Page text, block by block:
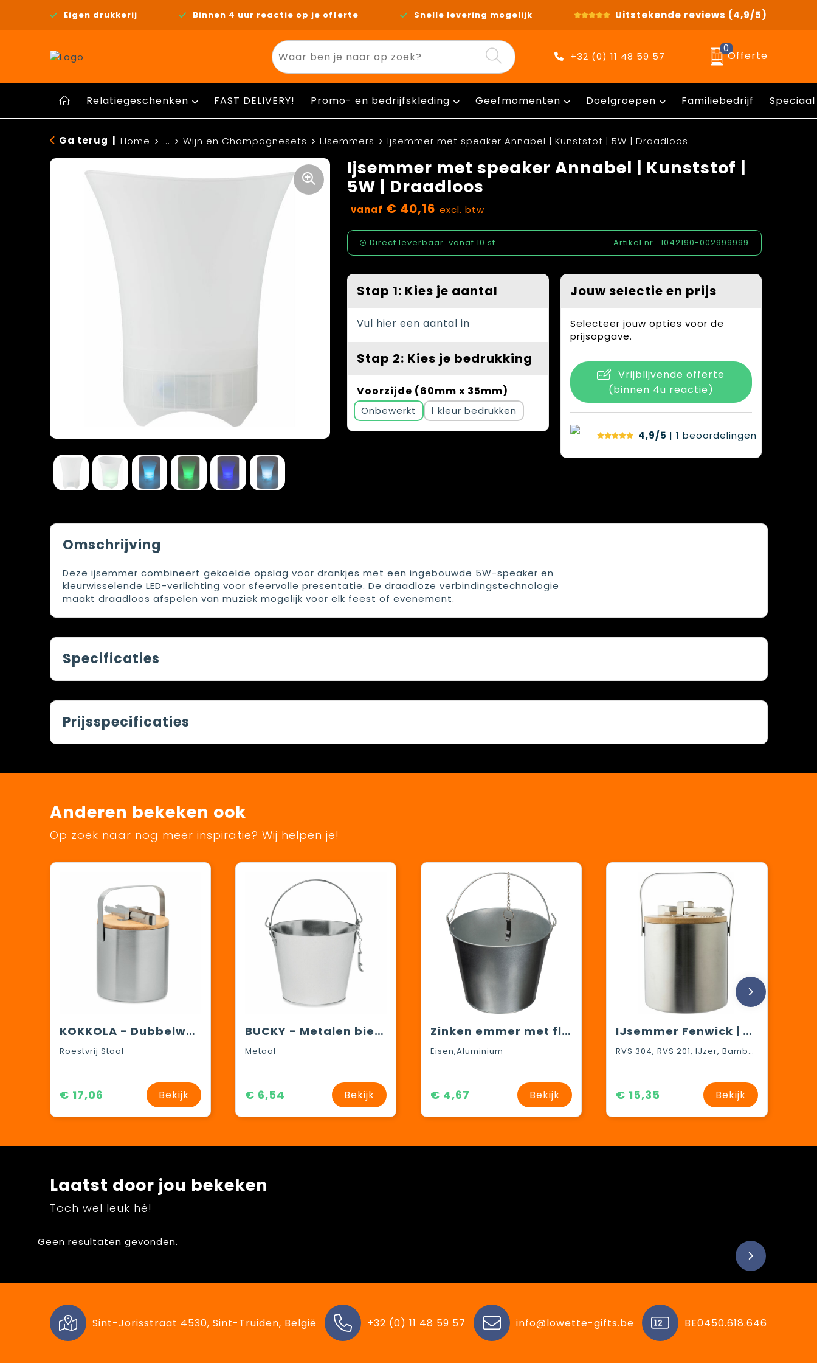
Eigen drukkerij Binnen 4 uur reactie op je offerte Snelle levering mogelijk Uitstekende reviews (4,9/5)
+32 (0) 11 48 59 57
0
Offerte
Relatiegeschenken FAST DELIVERY! Promo- en bedrijfskleding Geefmomenten Doelgroepen Familiebedrijf
Ga terug Home ... Wijn en Champagnesets IJsemmers Ijsemmer met speaker Annabel | Kunststof | 5W | Draadloos
Ijsemmer met speaker Annabel | Kunststof |
5W | Draadloos
vanaf € 40,16 excl. btw
Direct leverbaar vanaf 10 st. Artikel nr. 1042190-002999999
Stap 1: Kies je aantal
Vul hier een aantal in
Stap 2: Kies je bedrukking
Voorzijde (60mm x 35mm)
Onbewerkt 1
Jouw selectie en prijs
Selecteer jouw opties voor de
prijsopgave.
Vrijblijvende offerte
(binnen 4u reactie)
4,9/5 | 1 beoordelingen
Omschrijving
Deze ijsemmer combineert gekoelde opslag voor drankjes met een ingebouwde 5W-speaker en
kleurwisselende LED-verlichting voor sfeervolle presentatie. De draadloze verbindingstechnologie
maakt draadloos afspelen van muziek mogelijk voor elk feest of evenement.
Specificaties
Prijsspecificaties
Anderen bekeken ook
Op zoek naar nog meer inspiratie? Wij helpen je!
KOKKOLA - Dubbelwandige 1.2L ijsemmer
Roestvrij Staal
€ 17,06 Bekijk
BUCKY - Metalen bieremmer 4L
Metaal
€ 6,54 Bekijk
Zinken emmer met flessenopener
Eisen,Aluminium
€ 4,67 Bekijk
IJsemmer Fenwick | Roestvrijstaal | 1,2 l
RVS 304, RVS 201, IJzer, Bamboe
€ 15,35 Bekijk
Laatst door jou bekeken
Toch wel leuk hé!
Geen resultaten gevonden.
Sint-Jorisstraat 4530, Sint-Truiden, België +32 (0) 11 48 59 57 info@lowette-gifts.be BE0450.618.646